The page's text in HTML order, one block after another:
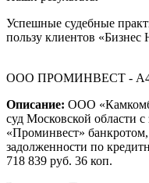
Успешные судебные
пользу клиентов «Бизнес
ООО ПРОМИНВЕСТ -
Описание: ООО
суд Московской области
«Проминвест»
задолженности по
718 839 руб. 36 коп.